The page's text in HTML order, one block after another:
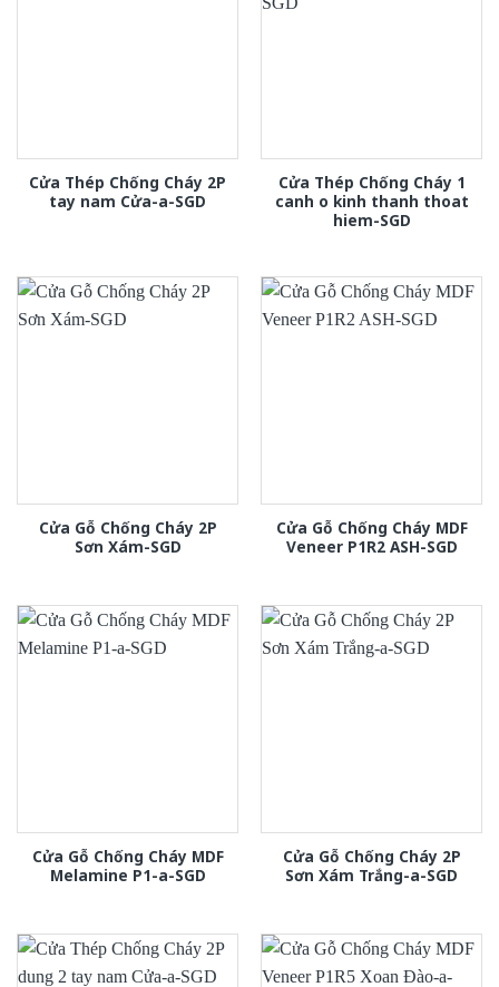
Cửa Thép Chống Cháy 2P
tay nam Cửa-a-SGD
Cửa Thép Chống Cháy 1
canh o kinh thanh thoat
hiem-SGD
Cửa Gỗ Chống Cháy 2P
Sơn Xám-SGD
Cửa Gỗ Chống Cháy MDF
Veneer P1R2 ASH-SGD
Cửa Gỗ Chống Cháy MDF
Melamine P1-a-SGD
Cửa Gỗ Chống Cháy 2P
Sơn Xám Trắng-a-SGD